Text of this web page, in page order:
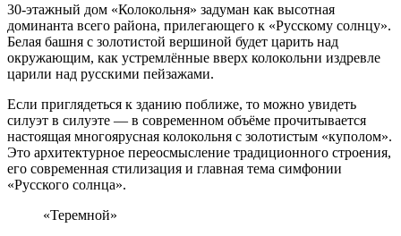
30-этажный дом «Колокольня» задуман как высотная
доминанта всего района, прилегающего к «Русскому солнцу».
Белая башня с золотистой вершиной будет царить над
окружающим, как устремлённые вверх колокольни издревле
царили над русскими пейзажами.
Если приглядеться к зданию поближе, то можно увидеть
силуэт в силуэте — в современном объёме прочитывается
настоящая многоярусная колокольня с золотистым «куполом».
Это архитектурное переосмысление традиционного строения,
его современная стилизация и главная тема симфонии
«Русского солнца».
«Теремной»